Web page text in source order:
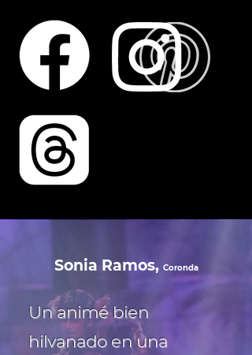
Sonia Ramos, Coronda
Un animé bien
hilvanado en una